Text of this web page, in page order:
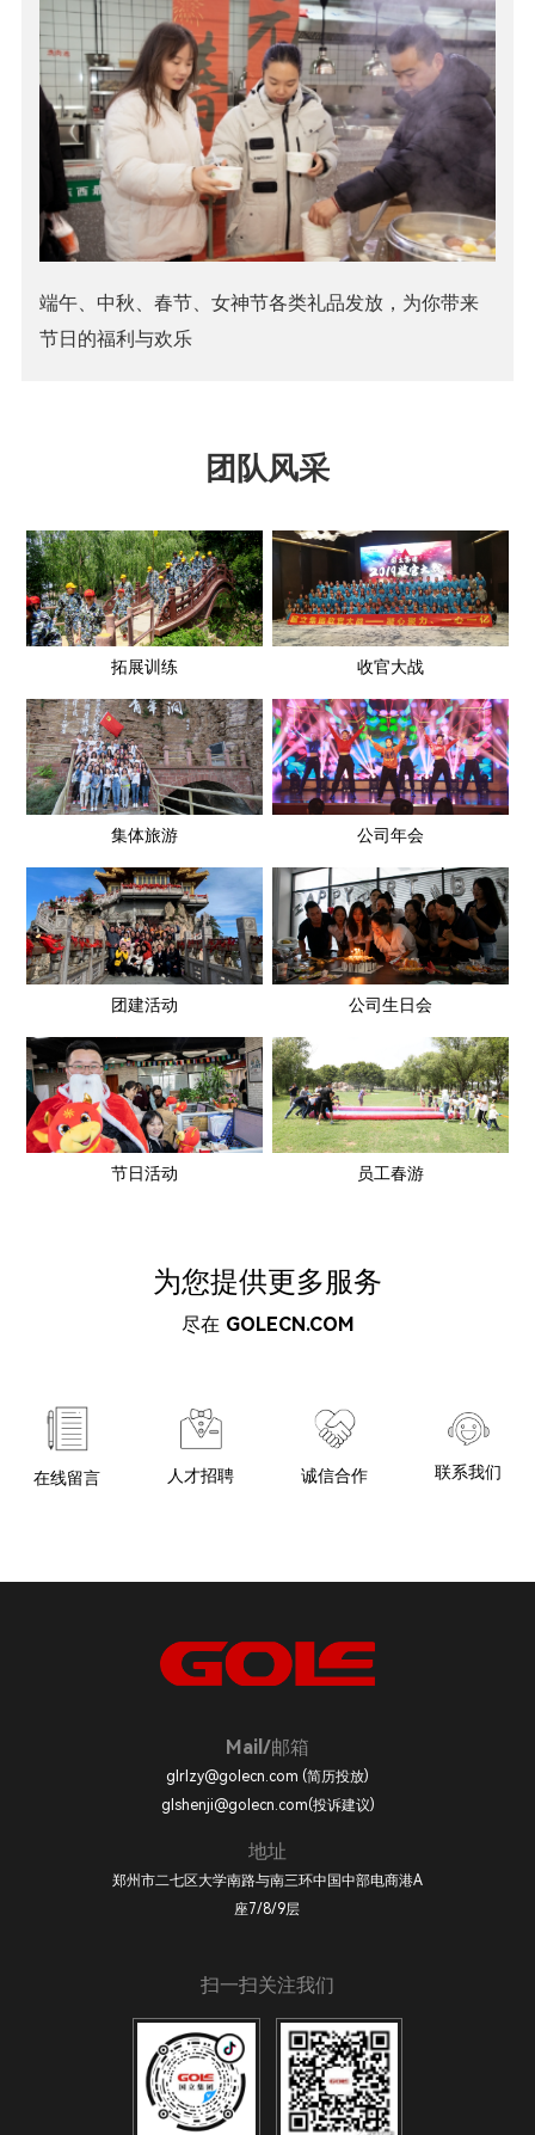
端午、中秋、春节、女神节各类礼品发放，为你带来
节日的福利与欢乐
团队风采
拓展训练 收官大战
集体旅游 公司年会
团建活动 公司生日会
节日活动 员工春游
为您提供更多服务
尽在 GOLECN.COM
在线留言 人才招聘 诚信合作 联系我们
Mail/邮箱
glrlzy@golecn.com (简历投放)
glshenji@golecn.com(投诉建议)
地址
郑州市二七区大学南路与南三环中国中部电商港A
座7/8/9层
扫一扫关注我们